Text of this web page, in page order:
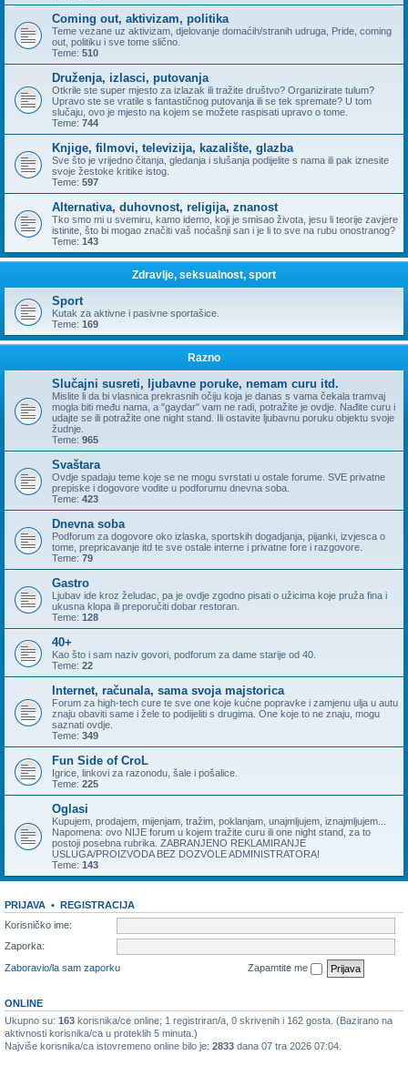
Coming out, aktivizam, politika
Teme vezane uz aktivizam, djelovanje domaćih/stranih udruga, Pride, coming
out, politiku i sve tome slično.
Teme: 510
Druženja, izlasci, putovanja
Otkrile ste super mjesto za izlazak ili tražite društvo? Organizirate tulum?
Upravo ste se vratile s fantastičnog putovanja ili se tek spremate? U tom
slučaju, ovo je mjesto na kojem se možete raspisati upravo o tome.
Teme: 744
Knjige, filmovi, televizija, kazalište, glazba
Sve što je vrijedno čitanja, gledanja i slušanja podijelite s nama ili pak iznesite
svoje žestoke kritike istog.
Teme: 597
Alternativa, duhovnost, religija, znanost
Tko smo mi u svemiru, kamo idemo, koji je smisao života, jesu li teorije zavjere
istinite, što bi mogao značiti vaš noćašnji san i je li to sve na rubu onostranog?
Teme: 143
Zdravlje, seksualnost, sport
Sport
Kutak za aktivne i pasivne sportašice.
Teme: 169
Razno
Slučajni susreti, ljubavne poruke, nemam curu itd.
Mislite li da bi vlasnica prekrasnih očiju koja je danas s vama čekala tramvaj
mogla biti među nama, a "gaydar" vam ne radi, potražite je ovdje. Nađite curu i
udajte se ili potražite one night stand. Ili ostavite ljubavnu poruku objektu svoje
žudnje.
Teme: 965
Svaštara
Ovdje spadaju teme koje se ne mogu svrstati u ostale forume. SVE privatne
prepiske i dogovore vodite u podforumu dnevna soba.
Teme: 423
Dnevna soba
Podforum za dogovore oko izlaska, sportskih dogadjanja, pijanki, izvjesca o
tome, prepricavanje itd te sve ostale interne i privatne fore i razgovore.
Teme: 79
Gastro
Ljubav ide kroz želudac, pa je ovdje zgodno pisati o užicima koje pruža fina i
ukusna klopa ili preporučiti dobar restoran.
Teme: 128
40+
Kao što i sam naziv govori, podforum za dame starije od 40.
Teme: 22
Internet, računala, sama svoja majstorica
Forum za high-tech cure te sve one koje kućne popravke i zamjenu ulja u autu
znaju obaviti same i žele to podijeliti s drugima. One koje to ne znaju, mogu
saznati ovdje.
Teme: 349
Fun Side of CroL
Igrice, linkovi za razonodu, šale i pošalice.
Teme: 225
Oglasi
Kupujem, prodajem, mijenjam, tražim, poklanjam, unajmljujem, iznajmljujem...
Napomena: ovo NIJE forum u kojem tražite curu ili one night stand, za to
postoji posebna rubrika. ZABRANJENO REKLAMIRANJE
USLUGA/PROIZVODA BEZ DOZVOLE ADMINISTRATORA!
Teme: 143
PRIJAVA • REGISTRACIJA
Korisničko ime:
Zaporka:
Zaboravio/la sam zaporku
Zapamtite me
ONLINE
Ukupno su: 163 korisnika/ce online; 1 registriran/a, 0 skrivenih i 162 gosta. (Bazirano na
aktivnosti korisnika/ca u proteklih 5 minuta.)
Najviše korisnika/ca istovremeno online bilo je: 2833 dana 07 tra 2026 07:04.